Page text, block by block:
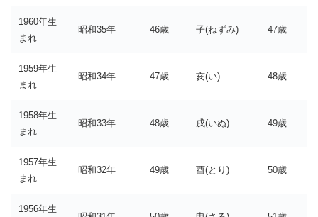
1960年生
まれ
昭和35年 46歳 子(ねずみ) 47歳
1959年生
まれ
昭和34年 47歳 亥(い) 48歳
1958年生
まれ
昭和33年 48歳 戌(いぬ) 49歳
1957年生
まれ
昭和32年 49歳 酉(とり) 50歳
1956年生